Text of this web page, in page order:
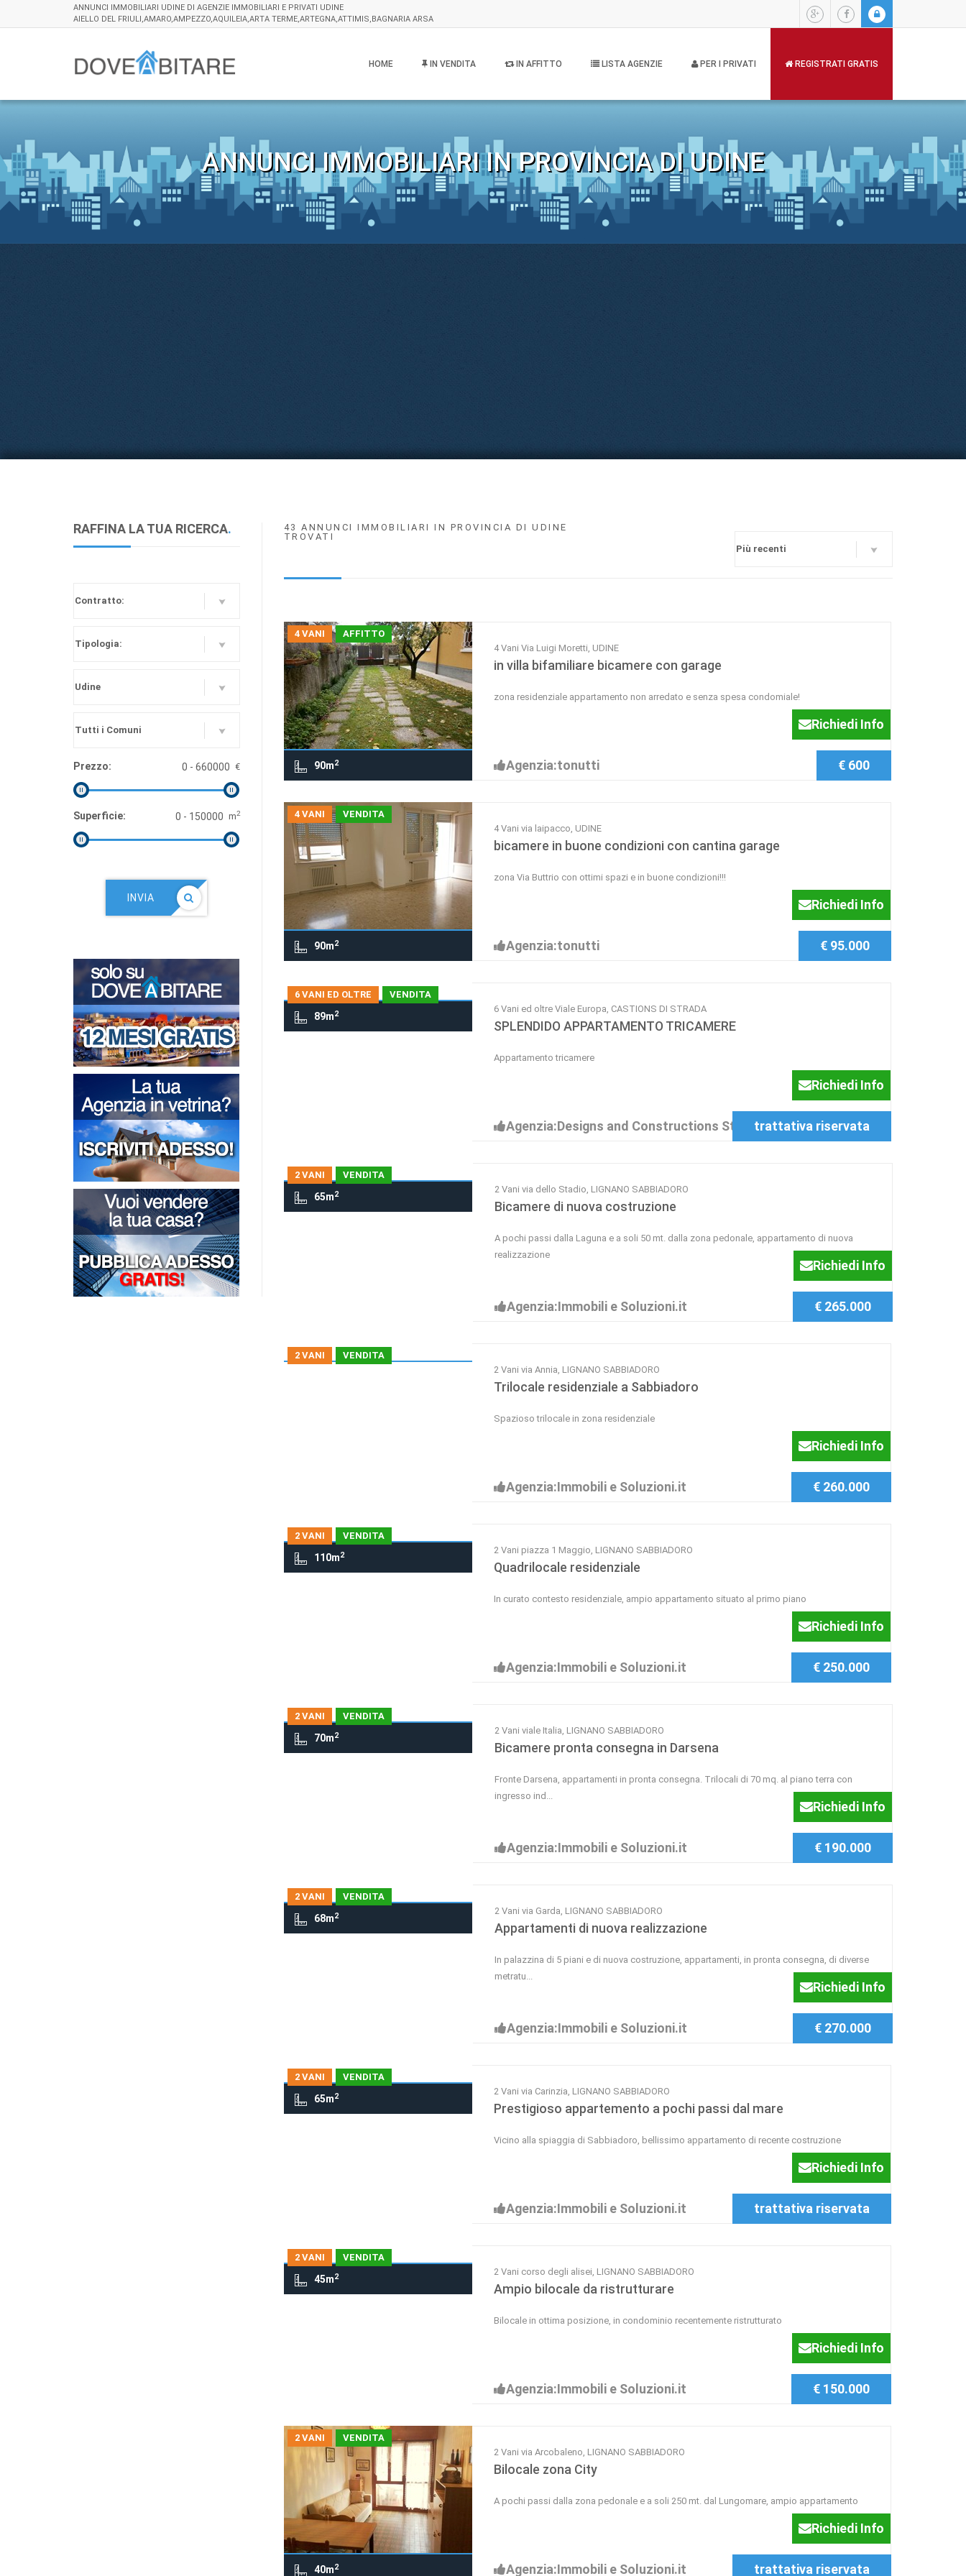
ANNUNCI IMMOBILIARI UDINE DI AGENZIE IMMOBILIARI E PRIVATI UDINE
AIELLO DEL FRIULI,AMARO,AMPEZZO,AQUILEIA,ARTA TERME,ARTEGNA,ATTIMIS,BAGNARIA ARSA
HOME IN VENDITA IN AFFITTO LISTA AGENZIE PER I PRIVATI REGISTRATI GRATIS
ANNUNCI IMMOBILIARI IN PROVINCIA DI UDINE
43 ANNUNCI IMMOBILIARI IN PROVINCIA DI UDINE
TROVATI
4 VANI AFFITTO
90m2
4 Vani Via Luigi Moretti, UDINE
in villa bifamiliare bicamere con garage
zona residenziale appartamento non arredato e senza spesa condomiale!
Richiedi Info
Agenzia:tonutti € 600
4 VANI VENDITA
90m2
4 Vani via laipacco, UDINE
bicamere in buone condizioni con cantina garage
zona Via Buttrio con ottimi spazi e in buone condizioni!!!
Richiedi Info
Agenzia:tonutti € 95.000
6 VANI ED OLTRE VENDITA
89m2 6 Vani ed oltre Viale Europa, CASTIONS DI STRADA
SPLENDIDO APPARTAMENTO TRICAMERE
Appartamento tricamere
Richiedi Info
Agenzia:Designs and Constructions Studio Tecnicotrattativa riservata
2 VANI VENDITA
65m2 2 Vani via dello Stadio, LIGNANO SABBIADORO
Bicamere di nuova costruzione
A pochi passi dalla Laguna e a soli 50 mt. dalla zona pedonale, appartamento di nuova
realizzazione
Richiedi Info
Agenzia:Immobili e Soluzioni.it € 265.000
2 VANI
VENDITA
2 Vani via Annia, LIGNANO SABBIADORO
Trilocale residenziale a Sabbiadoro
Spazioso trilocale in zona residenziale
Richiedi Info
Agenzia:Immobili e Soluzioni.it € 260.000
2 VANI VENDITA
110m2 2 Vani piazza 1 Maggio, LIGNANO SABBIADORO
Quadrilocale residenziale
In curato contesto residenziale, ampio appartamento situato al primo piano
Richiedi Info
Agenzia:Immobili e Soluzioni.it € 250.000
2 VANI VENDITA
70m2 2 Vani viale Italia, LIGNANO SABBIADORO
Bicamere pronta consegna in Darsena
Fronte Darsena, appartamenti in pronta consegna. Trilocali di 70 mq. al piano terra con
ingresso ind...
Richiedi Info
Agenzia:Immobili e Soluzioni.it € 190.000
2 VANI VENDITA
68m2 2 Vani via Garda, LIGNANO SABBIADORO
Appartamenti di nuova realizzazione
In palazzina di 5 piani e di nuova costruzione, appartamenti, in pronta consegna, di diverse
metratu...
Richiedi Info
Agenzia:Immobili e Soluzioni.it € 270.000
2 VANI VENDITA
65m2 2 Vani via Carinzia, LIGNANO SABBIADORO
Prestigioso appartemento a pochi passi dal mare
Vicino alla spiaggia di Sabbiadoro, bellissimo appartamento di recente costruzione
Richiedi Info
Agenzia:Immobili e Soluzioni.it trattativa riservata
2 VANI VENDITA
45m2 2 Vani corso degli alisei, LIGNANO SABBIADORO
Ampio bilocale da ristrutturare
Bilocale in ottima posizione, in condominio recentemente ristrutturato
Richiedi Info
Agenzia:Immobili e Soluzioni.it € 150.000
2 VANI VENDITA
40m2
2 Vani via Arcobaleno, LIGNANO SABBIADORO
Bilocale zona City
A pochi passi dalla zona pedonale e a soli 250 mt. dal Lungomare, ampio appartamento
Richiedi Info
Agenzia:Immobili e Soluzioni.it trattativa riservata
RAFFINA LA TUA RICERCA.
Prezzo: €
Superficie: m2
INVIA